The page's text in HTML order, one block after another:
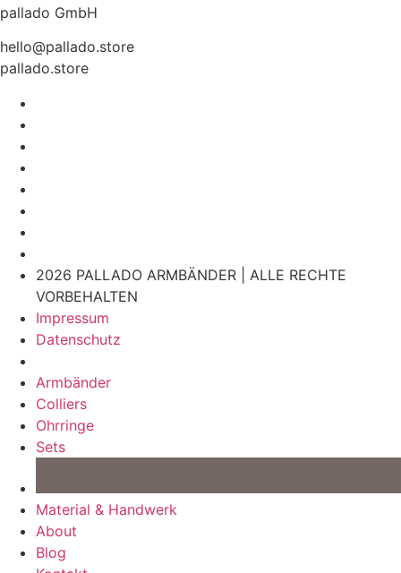
pallado GmbH
hello@pallado.store
pallado.store
2026 PALLADO ARMBÄNDER | ALLE RECHTE
VORBEHALTEN
Impressum
Datenschutz
Armbänder
Colliers
Ohrringe
Sets
Material & Handwerk
About
Blog